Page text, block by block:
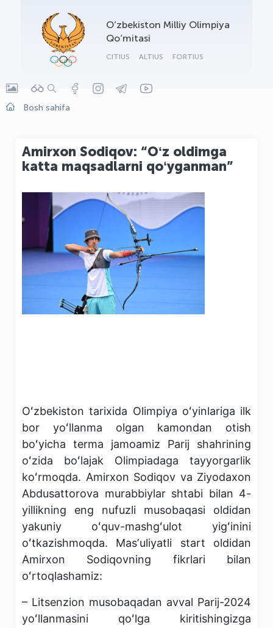
O‘zbekiston Milliy Olimpiya
Qo‘mitasi
CITIUS ALTIUS FORTIUS
Bosh sahifa
Amirxon Sodiqov: “Oʻz oldimga
katta maqsadlarni qoʻyganman”
Oʻzbekiston tarixida Olimpiya oʻyinlariga ilk
bor yoʻllanma olgan kamondan otish
boʻyicha terma jamoamiz Parij shahrining
oʻzida boʻlajak Olimpiadaga tayyorgarlik
koʻrmoqda. Amirxon Sodiqov va Ziyodaxon
Abdusattorova murabbiylar shtabi bilan 4-
yillikning eng nufuzli musobaqasi oldidan
yakuniy oʻquv-mashgʻulot yigʻinini
oʻtkazishmoqda. Masʼuliyatli start oldidan
Amirxon Sodiqovning fikrlari bilan
oʻrtoqlashamiz:
– Litsenzion musobaqadan avval Parij-2024
yoʻllanmasini qoʻlga kiritishingizga
OLYMPCHIK AI - yordamchi
Onlayn · olympic.uz